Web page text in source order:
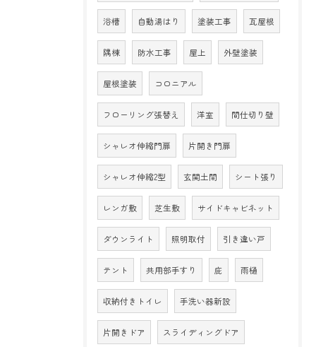
浴槽 自動湯はり 塗装工事 瓦屋根
隅棟 防水工事 屋上 外壁塗装
屋根塗装 コロニアル
フローリング張替え 洋室 間仕切り壁
シャレオ伸縮門扉 片開き門扉
シャレオ伸縮2型 玄関土間 シート張り
レンガ敷 芝生敷 サイドキャビネット
ダウンライト 照明取付 引き違い戸
テント 共用部手すり 庇 雨樋
収納付きトイレ 手洗い器新設
片開きドア スライディングドア